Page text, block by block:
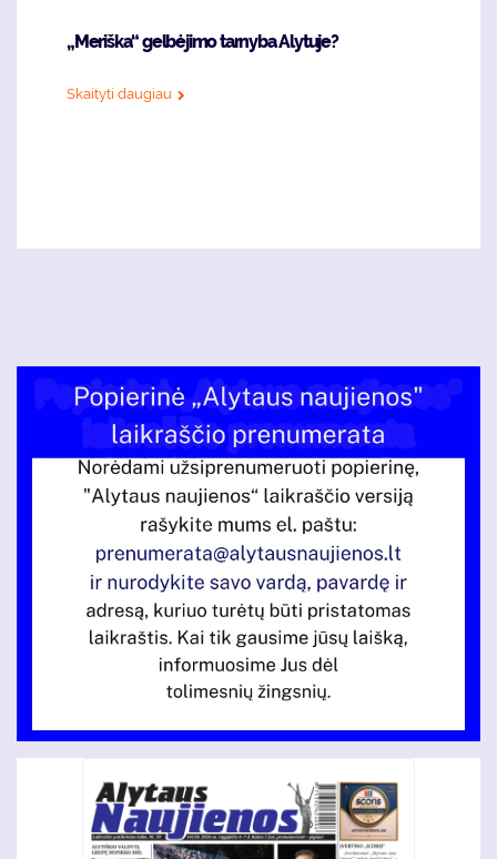
„Meriška“ gelbėjimo tarnyba Alytuje?
Skaityti daugiau